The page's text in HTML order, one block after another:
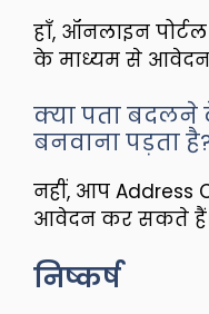
हाँ, ऑनलाइन
के माध्यम से आवेदन
क्या पता बदलने
बनवाना पड़ता
नहीं, आप Address
आवेदन कर सकते
निष्कर्ष